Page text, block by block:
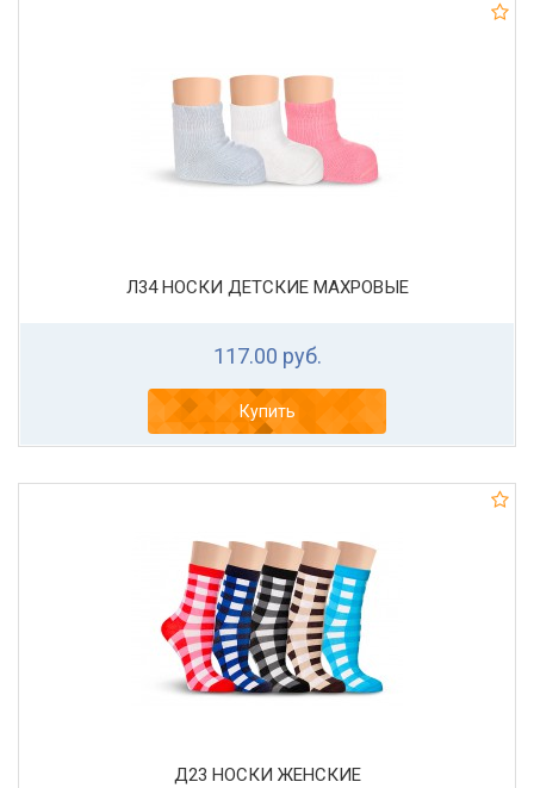
Л34 НОСКИ ДЕТСКИЕ МАХРОВЫЕ
117.00 руб.
Купить
Д23 НОСКИ ЖЕНСКИЕ